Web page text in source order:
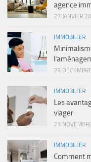
agence
27 JANVIER
IMMOBILIER
26
IMMOBILIER
Les
viager
23
IMMOBILIER
Comment